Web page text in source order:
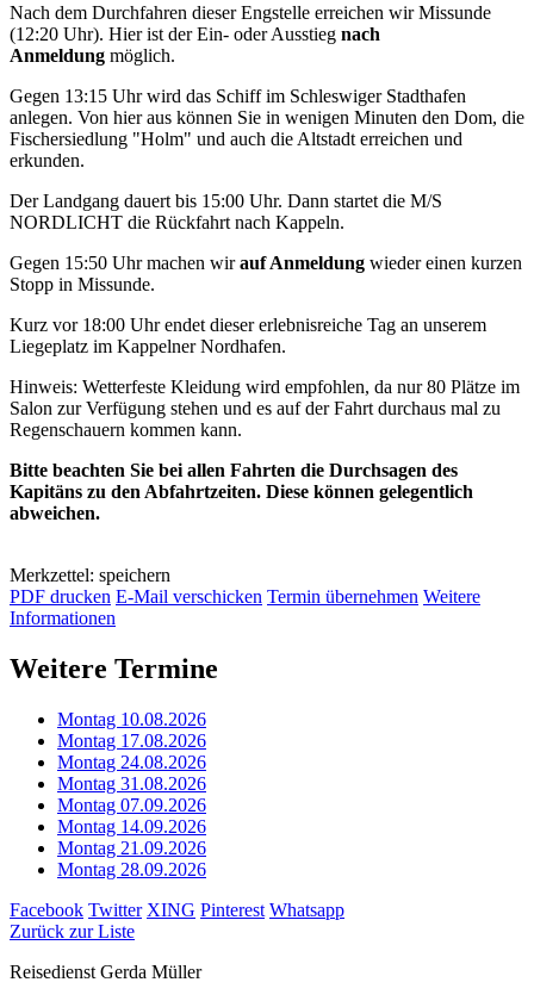
Nach dem Durchfahren dieser Engstelle erreichen wir Missunde
(12:20 Uhr). Hier ist der Ein- oder Ausstieg nach
Anmeldung möglich.
Gegen 13:15 Uhr wird das Schiff im Schleswiger Stadthafen
anlegen. Von hier aus können Sie in wenigen Minuten den Dom, die
Fischersiedlung "Holm" und auch die Altstadt erreichen und
erkunden.
Der Landgang dauert bis 15:00 Uhr. Dann startet die M/S
NORDLICHT die Rückfahrt nach Kappeln.
Gegen 15:50 Uhr machen wirauf Anmeldung wieder einen kurzen
Stopp in Missunde.
Kurz vor 18:00 Uhr endet dieser erlebnisreiche Tag an unserem
Liegeplatz im Kappelner Nordhafen.
Hinweis: Wetterfeste Kleidung wird empfohlen, da nur 80 Plätze im
Salon zur Verfügung stehen und es auf der Fahrt durchaus mal zu
Regenschauern kommen kann.
Bitte beachten Sie bei allen Fahrten die Durchsagen des
Kapitäns zu den Abfahrtzeiten. Diese können gelegentlich
abweichen.
Merkzettel: speichern
PDF drucken E-Mail verschicken Termin übernehmen Weitere
Informationen
Weitere Termine
Montag 10.08.2026
Montag 17.08.2026
Montag 24.08.2026
Montag 31.08.2026
Montag 07.09.2026
Montag 14.09.2026
Montag 21.09.2026
Montag 28.09.2026
Facebook Twitter XING Pinterest Whatsapp
Zurück zur Liste
Reisedienst Gerda Müller